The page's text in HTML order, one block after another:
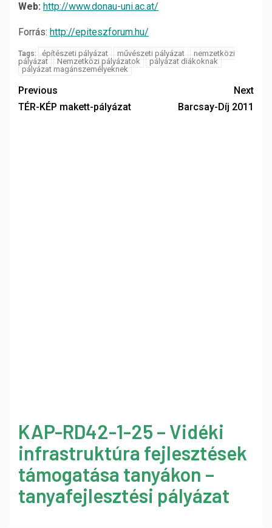
Web: http://www.donau-uni.ac.at/
Forrás: http://epiteszforum.hu/
Tags: építészeti pályázat művészeti pályázat
nemzetközi
pályázat
Nemzetközi pályázatok
pályázat diákoknak
pályázat magánszemélyeknek
Previous
TÉR-KÉP makett-pályázat
Next
Barcsay-Díj 2011
KAP-RD42-1-25 – Vidéki
infrastruktúra fejlesztések
támogatása tanyákon –
tanyafejlesztési pályázat